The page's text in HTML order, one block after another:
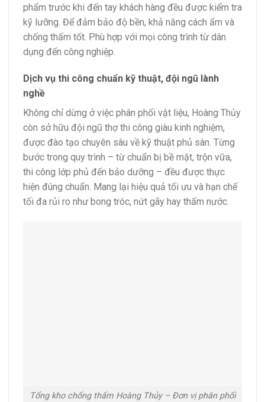
phẩm trước khi đến tay khách hàng đều được kiểm tra
kỹ lưỡng. Để đảm bảo độ bền, khả năng cách ẩm và
chống thấm tốt. Phù hợp với mọi công trình từ dân
dụng đến công nghiệp.
Dịch vụ thi công chuẩn kỹ thuật, đội ngũ lành
nghề
Không chỉ dừng ở việc phân phối vật liệu, Hoàng Thủy
còn sở hữu đội ngũ thợ thi công giàu kinh nghiệm,
được đào tạo chuyên sâu về kỹ thuật phủ sàn. Từng
bước trong quy trình – từ chuẩn bị bề mặt, trộn vữa,
thi công lớp phủ đến bảo dưỡng – đều được thực
hiện đúng chuẩn. Mang lại hiệu quả tối ưu và hạn chế
tối đa rủi ro như bong tróc, nứt gãy hay thấm nước.
Tổng kho chống thấm Hoàng Thủy – Đơn vị phân phối